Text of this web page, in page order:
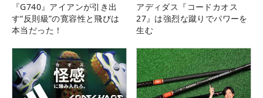
『G740』アイアンが引き出
す“反則級”の寛容性と飛びは
本当だった！
アディダス『コードカオス
27』は強烈な蹴りでパワーを
生む